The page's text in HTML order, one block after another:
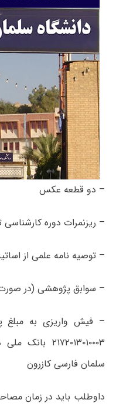
– دو قطعه عکس
– ریزنمرات دوره کارشناسی
– توصیه نامه علمی از
– سوابق پژوهشی (در
– فیش واریزی به مبلغ
سلمان فارسی کازرون
داوطلب باید در زمان